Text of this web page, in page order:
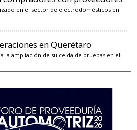
en el sector de electrodomésticos en
en Querétaro
la ampliación de su celda de pruebas en el